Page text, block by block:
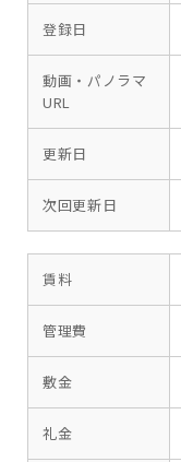
登録日
動画・パノラマ
URL
更新日
次回更新日
賃料
管理費
敷金
礼金